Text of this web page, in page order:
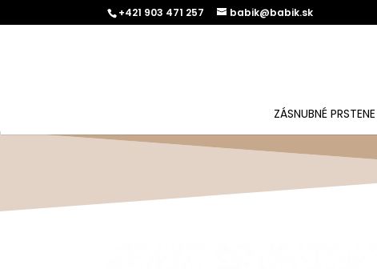
+421 903 471 257 babik@babik.sk
ZÁSNUBNÉ PRSTENE